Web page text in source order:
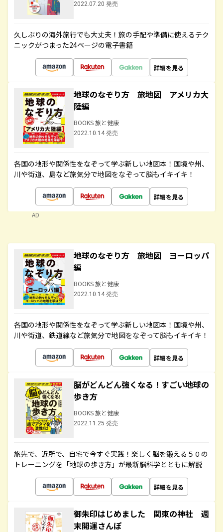
2022.07.20 発売
久しぶりの海外旅行でも大丈夫！旅の手配や準備に使えるテク
ニックがつまった24ページの電子書籍
詳細を見る
地球のなぞり方 旅地図 アメリカ大
陸編
BOOKS 旅と健康
2022.10.14 発売
各国の地形や関係性をなぞって学ぶ新しい地図本！国境や州、
川や街道、島など旅気分で地図をなぞって脳もイキイキ！
詳細を見る
AD
地球のなぞり方 旅地図 ヨーロッパ
編
BOOKS 旅と健康
2022.10.14 発売
各国の地形や関係性をなぞって学ぶ新しい地図本！国境や州、
川や街道、鉄道線など旅気分で地図をなぞって脳もイキイキ！
詳細を見る
脳がどんどん強くなる！すごい地球の
歩き方
BOOKS 旅と健康
2022.11.25 発売
旅先で、近所で、自宅で今すぐ実践！楽しく脳を鍛える５０の
トレーニングを「地球の歩き方」が最新脳科学とともに解説
詳細を見る
御朱印はじめました 関東の神社 週
末開運さんぽ